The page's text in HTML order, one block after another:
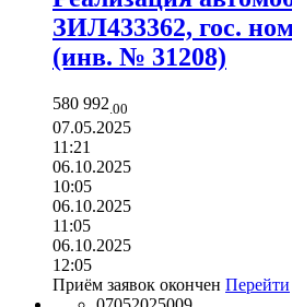
ЗИЛ433362, гос.
(инв. № 31208)
580 992 .00
07.05.2025
11:21
06.10.2025
10:05
06.10.2025
11:05
06.10.2025
12:05
Приём заявок окончен Перейти